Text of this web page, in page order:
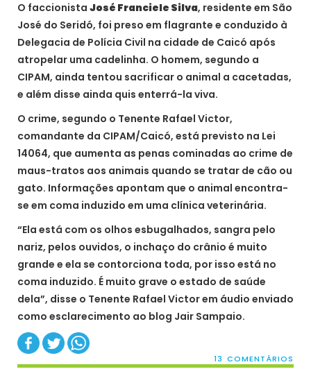
O faccionista José Franciele Silva, residente em São
José do Seridó, foi preso em flagrante e conduzido à
Delegacia de Polícia Civil na cidade de Caicó após
atropelar uma cadelinha. O homem, segundo a
CIPAM, ainda tentou sacrificar o animal a cacetadas,
e além disse ainda quis enterrá-la viva.
O crime, segundo o Tenente Rafael Victor,
comandante da CIPAM/Caicó, está previsto na Lei
14064, que aumenta as penas cominadas ao crime de
maus-tratos aos animais quando se tratar de cão ou
gato. Informações apontam que o animal encontra-
se em coma induzido em uma clínica veterinária.
“Ela está com os olhos esbugalhados, sangra pelo
nariz, pelos ouvidos, o inchaço do crânio é muito
grande e ela se contorciona toda, por isso está no
coma induzido. É muito grave o estado de saúde
dela”, disse o Tenente Rafael Victor em áudio enviado
como esclarecimento ao blog Jair Sampaio.
13 COMENTÁRIOS